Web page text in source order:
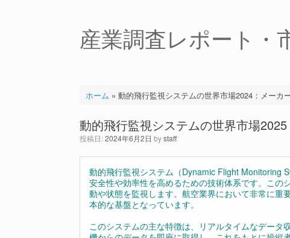
産業調査レポート・
ホーム » 動的飛行監視システムの世界市場2024：メーカ
動的飛行監視システムの世界市場
投稿日:2024年6月2日 bystaff
動的飛行監視システム（Dynamic Flight Monitoring
安全性や効率性を高めるための技術体系です。この
動や状態を監視します。航空業界において非常に
本的な基盤となっています。
このシステムの主な特徴は、リアルタイムなデー